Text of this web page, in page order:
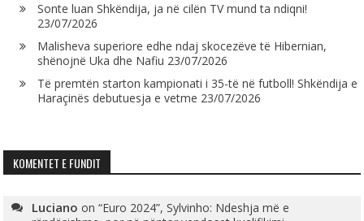
Sonte luan Shkëndija, ja në cilën TV mund ta ndiqni!
23/07/2026
Malisheva superiore edhe ndaj skocezëve të Hibernian,
shënojnë Uka dhe Nafiu 23/07/2026
Të premtën starton kampionati i 35-të në futboll! Shkëndija e
Haraçinës debutuesja e vetme 23/07/2026
KOMENTET E FUNDIT
Luciano on“Euro 2024”, Sylvinho: Ndeshja më e